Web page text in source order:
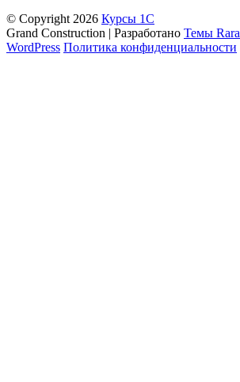
© Copyright 2026 Курсы 1С
Grand Construction | Разработано Темы Rara
WordPress Политика конфиденциальности